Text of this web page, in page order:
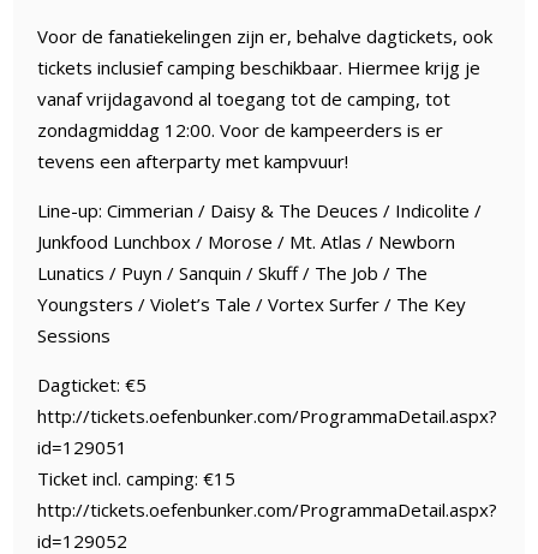
Voor de fanatiekelingen zijn er, behalve dagtickets, ook
tickets inclusief camping beschikbaar. Hiermee krijg je
vanaf vrijdagavond al toegang tot de camping, tot
zondagmiddag 12:00. Voor de kampeerders is er
tevens een afterparty met kampvuur!
Line-up: Cimmerian / Daisy & The Deuces / Indicolite /
Junkfood Lunchbox / Morose / Mt. Atlas / Newborn
Lunatics / Puyn / Sanquin / Skuff / The Job / The
Youngsters / Violet’s Tale / Vortex Surfer / The Key
Sessions
Dagticket: €5
http://tickets.oefenbunker.com/ProgrammaDetail.aspx?
id=129051
Ticket incl. camping: €15
http://tickets.oefenbunker.com/ProgrammaDetail.aspx?
id=129052